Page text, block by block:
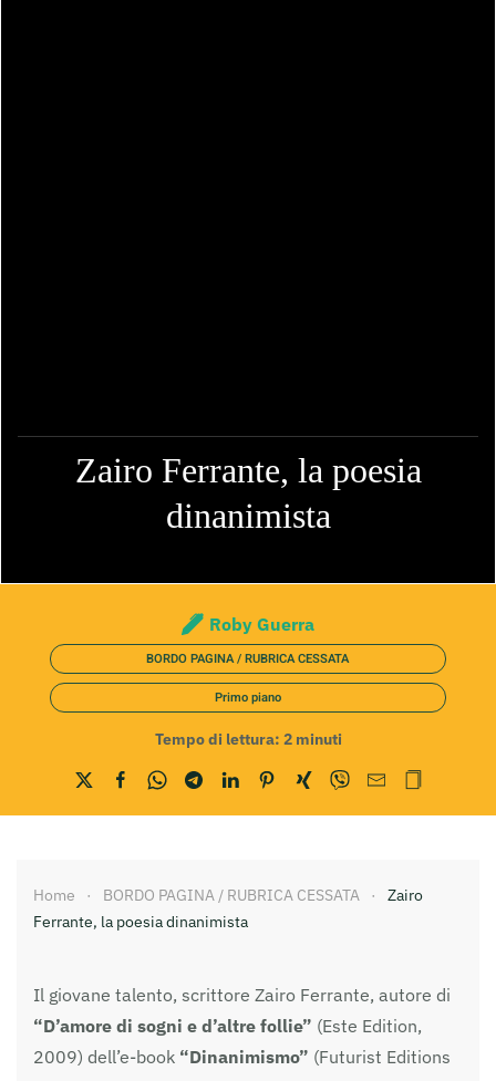
Zairo Ferrante, la poesia
dinanimista
Roby Guerra
BORDO PAGINA / RUBRICA CESSATA
Primo piano
Tempo di lettura: 2 minuti
Home BORDO PAGINA / RUBRICA CESSATA
Zairo
Ferrante, la poesia dinanimista
Il giovane talento, scrittore Zairo Ferrante, autore di
“D’amore di sogni e d’altre follie” (Este Edition,
2009) dell’e-book “Dinanimismo” (Futurist Editions